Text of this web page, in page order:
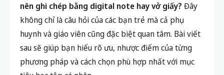
nên ghi chép bằng digital note hay vở giấy? Đây
không chỉ là câu hỏi của các bạn trẻ mà cả phụ
huynh và giáo viên cũng đặc biệt quan tâm. Bài viết
sau sẽ giúp bạn hiểu rõ ưu, nhược điểm của từng
phương pháp và cách chọn phù hợp nhất với mục